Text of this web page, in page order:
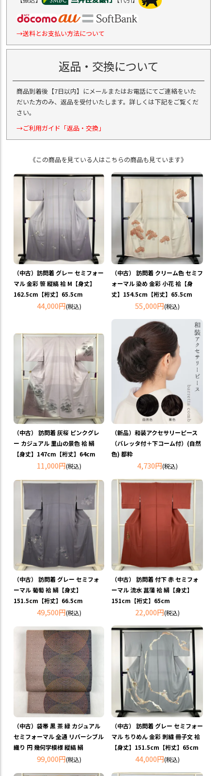
→送料とお支払い方法について
返品・交換について
商品到着後【7日以内】にメールまたはお電話にてご連絡をいた
だいた方のみ、返品を受付いたします。詳しくは下記をご覧くだ
さい。
→ご利用ガイド「返品・交換」
《この商品を見ている人はこちらの商品も見ています》
（中古）訪問着 グレー セミフォー
マル 金彩 笹 縦縞 袷 M【身丈】
162.5cm【裄丈】65.5cm
44,000円(税込)
（中古） 訪問着 クリーム色 セミフ
ォーマル 染め 金彩 小花 袷【身
丈】154.5cm【裄丈】65.5cm
55,000円(税込)
（中古） 訪問着 灰桜 ピンクグレ
ー カジュアル 里山の景色 袷 絹
【身丈】147cm【裄丈】64cm
11,000円(税込)
（新品）和装アクセサリーピース
（バレッタ付＋下コーム付）(自然
色) 都粋
4,730円(税込)
（中古） 訪問着 グレー セミフォ
ーマル 葡萄 袷 絹【身丈】
151.5cm【裄丈】66.5cm
49,500円(税込)
（中古） 訪問着 付下 赤 セミフォ
ーマル 流水 菖蒲 袷 絹【身丈】
151cm【裄丈】65cm
22,000円(税込)
（中古）袋帯 黒 茶 緑 カジュアル
セミフォーマル 全通 リバーシブル
織り 円 幾何学模様 縦縞 絹
99,000円(税込)
（中古） 訪問着 グレー セミフォー
マル ちりめん 金彩 刺繍 冊子文 袷
【身丈】151.5cm【裄丈】65cm
44,000円(税込)